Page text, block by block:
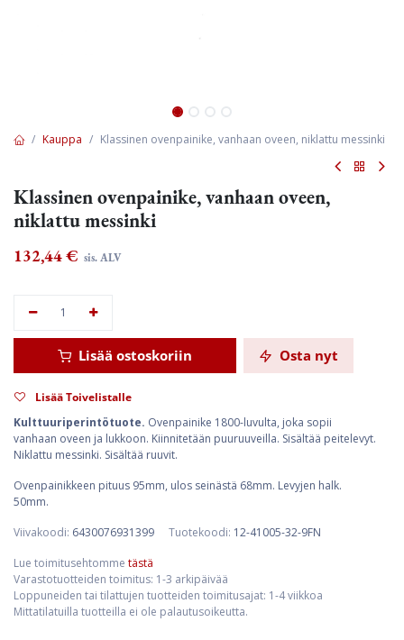
Kauppa Klassinen ovenpainike, vanhaan oveen, niklattu messinki
Klassinen ovenpainike, vanhaan oveen,
niklattu messinki
132,44€ sis. ALV
Lisää ostoskoriin Osta nyt
Lisää Toivelistalle
Kulttuuriperintötuote. Ovenpainike 1800-luvulta, joka sopii
vanhaan oveen ja lukkoon. Kiinnitetään puuruuveilla. Sisältää peitelevyt.
Niklattu messinki. Sisältää ruuvit.
Ovenpainikkeen pituus 95mm, ulos seinästä 68mm. Levyjen halk.
50mm.
Viivakoodi: 6430076931399 Tuotekoodi: 12-41005-32-9FN
Lue toimitusehtomme tästä
Varastotuotteiden toimitus: 1-3 arkipäivää
Loppuneiden tai tilattujen tuotteiden toimitusajat: 1-4 viikkoa
Mittatilatuilla tuotteilla ei ole palautusoikeutta.